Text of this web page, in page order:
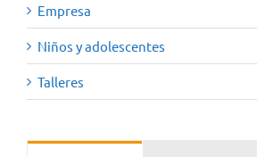
Empresa
Niños y adolescentes
Talleres